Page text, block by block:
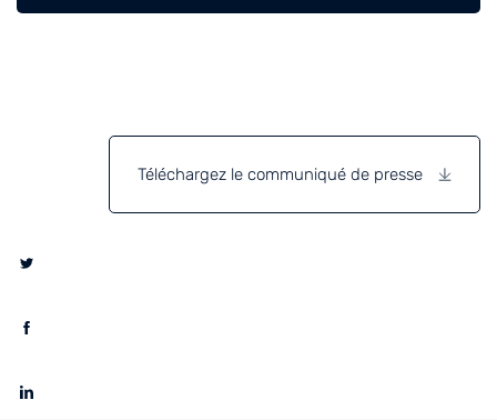
Téléchargez le communiqué de presse